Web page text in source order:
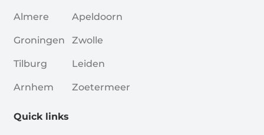
Almere
Groningen
Tilburg
Arnhem
Apeldoorn
Zwolle
Leiden
Zoetermeer
Quick links